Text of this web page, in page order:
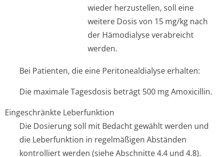
wieder herzustellen, soll eine
weitere Dosis von 15 mg/kg nach
der Hämodialyse verabreicht
werden.
Bei Patienten, die eine Peritonealdialyse erhalten:
Die maximale Tagesdosis beträgt 500 mg Amoxicillin.
Eingeschränkte Leberfunktion
Die Dosierung soll mit Bedacht gewählt werden und
die Leberfunktion in regelmäßigen Abständen
kontrolliert werden (siehe Abschnitte 4.4 und 4.8).